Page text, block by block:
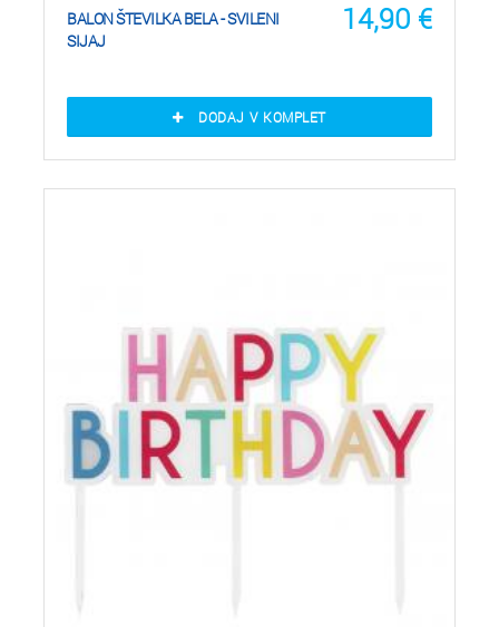
14,90 €
BALON ŠTEVILKA BELA - SVILENI
SIJAJ
DODAJ V KOMPLET